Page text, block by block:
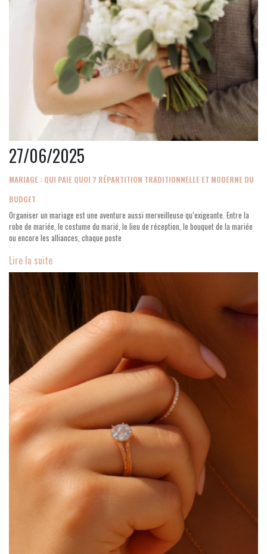
27/06/2025
MARIAGE : QUI PAIE QUOI ? RÉPARTITION TRADITIONNELLE ET MODERNE DU
BUDGET
Organiser un mariage est une aventure aussi merveilleuse qu’exigeante. Entre la
robe de mariée, le costume du marié, le lieu de réception, le bouquet de la mariée
ou encore les alliances, chaque poste
Lire la suite